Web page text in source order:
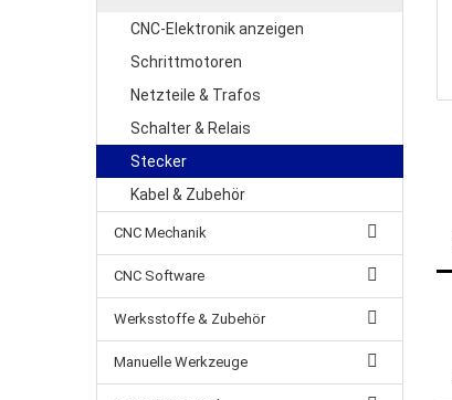
CNC-Elektronik anzeigen
Schrittmotoren
Netzteile & Trafos
Schalter & Relais
Stecker
Kabel & Zubehör
CNC Mechanik
CNC Software
Werksstoffe & Zubehör
Manuelle Werkzeuge